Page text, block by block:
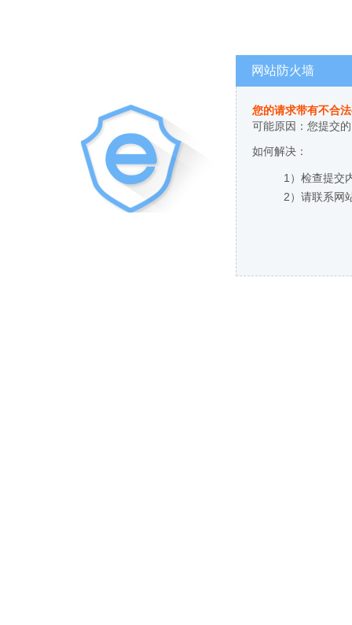
网站防火墙
您的请求带有不合
可能原因：您提交
如何解决：
1）检查提交
2）请联系网